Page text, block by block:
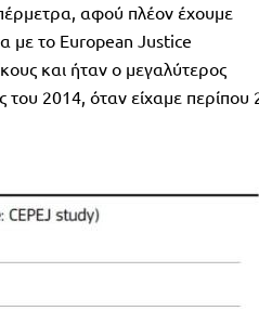
αφού πλέον έχουμε
με το European Justice
και ήταν ο μεγαλύτερος
του 2014, όταν είχαμε περίπου